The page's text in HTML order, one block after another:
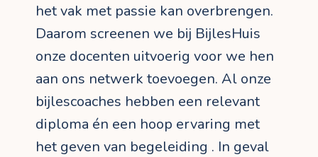
het vak met passie kan overbrengen.
Daarom screenen we bij BijlesHuis
onze docenten uitvoerig voor we hen
aan ons netwerk toevoegen. Al onze
bijlescoaches hebben een relevant
diploma én een hoop ervaring met
het geven van begeleiding . In geval